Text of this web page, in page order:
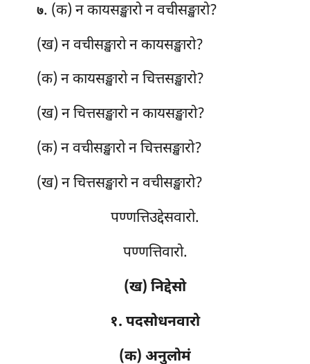
७. (क) न कायसङ्खारो न वचीसङ्खारो?
(ख) न वचीसङ्खारो न कायसङ्खारो?
(क) न कायसङ्खारो न चित्तसङ्खारो?
(ख) न चित्तसङ्खारो न कायसङ्खारो?
(क) न वचीसङ्खारो न चित्तसङ्खारो?
(ख) न चित्तसङ्खारो न वचीसङ्खारो?
पण्णत्तिउद्देसवारो.
पण्णत्तिवारो.
(ख) निद्देसो
१. पदसोधनवारो
(क) अनुलोमं